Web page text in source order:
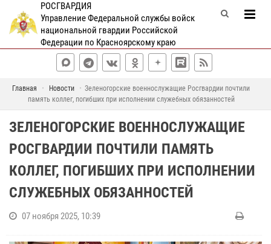
РОСГВАРДИЯ
Управление Федеральной службы войск
национальной гвардии Российской
Федерации по Красноярскому краю
Главная Новости
Зеленогорские военнослужащие Росгвардии почтили
память коллег, погибших при исполнении служебных обязанностей
ЗЕЛЕНОГОРСКИЕ ВОЕННОСЛУЖАЩИЕ
РОСГВАРДИИ ПОЧТИЛИ ПАМЯТЬ
КОЛЛЕГ, ПОГИБШИХ ПРИ ИСПОЛНЕНИИ
СЛУЖЕБНЫХ ОБЯЗАННОСТЕЙ
07 ноября 2025, 10:39